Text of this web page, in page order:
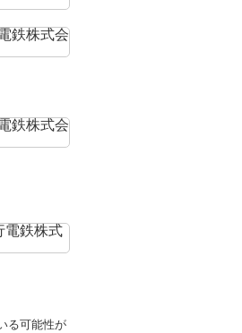
る可能性が